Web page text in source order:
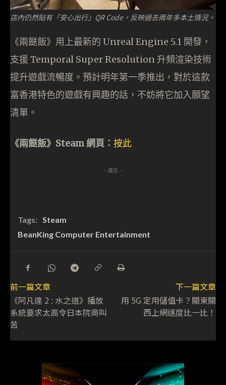
店內仍然貼有「安心出行」QR Code，反映過去兩年多本土情況。
《兩餸飯》用上最新的 Unreal Engine 5.1 開發，
支援 Temporal Super Resolution 升頻渲染技術
提升遊戲流暢度。預計明年第一季推出，對於這款
富香港特色的遊戲有興趣的話，不妨將它加入願望
清單。
《兩餸飯》Steam 網頁： 按此
- 廣告 -
Tags: Steam
BeanKing Computer Entertainment
前一篇文章
《阿凡達 2 : 水之道》播放
系統要求太高令日本院商叫
苦
下一篇文章
用 5G 定用儲值卡？關東關
西上網速度比一比！